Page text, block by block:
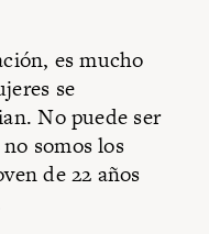
es mucho
se
No puede ser
somos los
de 22 años